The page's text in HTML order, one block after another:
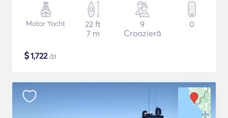
Motor Yacht
22 ft
7 m
9
Croazieră
0
$1,722/zi